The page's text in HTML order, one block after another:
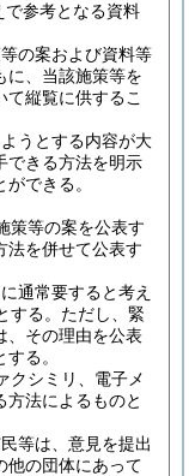
で参考となる資料
の案および資料等
に、当該施策等を
縦覧に供するこ
うとする内容が大
できる方法を明示
できる。
策等の案を公表す
法を併せて公表す
通常要すると考え
る。 ただし、緊
、その理由を公表
る。
クシミリ、電子メ
方法によるものと
等は、意見を提出
他の団体にあって